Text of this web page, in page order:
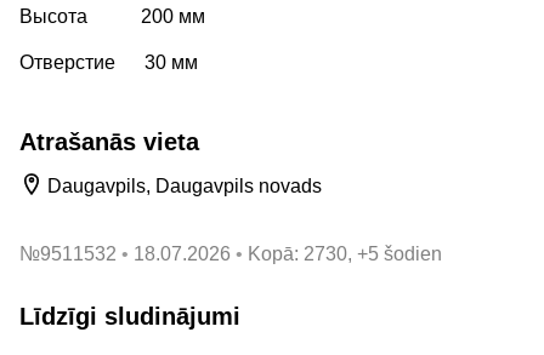
Высота 200 мм
Отверстие 30 мм
Atrašanās vieta
Daugavpils, Daugavpils novads
№9511532 18.07.2026 Kopā: 2730, +5 šodien
Līdzīgi sludinājumi